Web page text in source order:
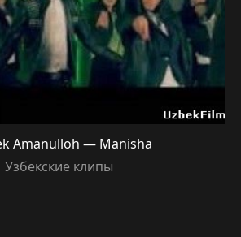
Amanulloh — Manisha
Узбекские клипы